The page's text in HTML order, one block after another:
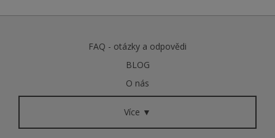
FAQ - otázky a odpovědi
BLOG
O nás
Více ▼